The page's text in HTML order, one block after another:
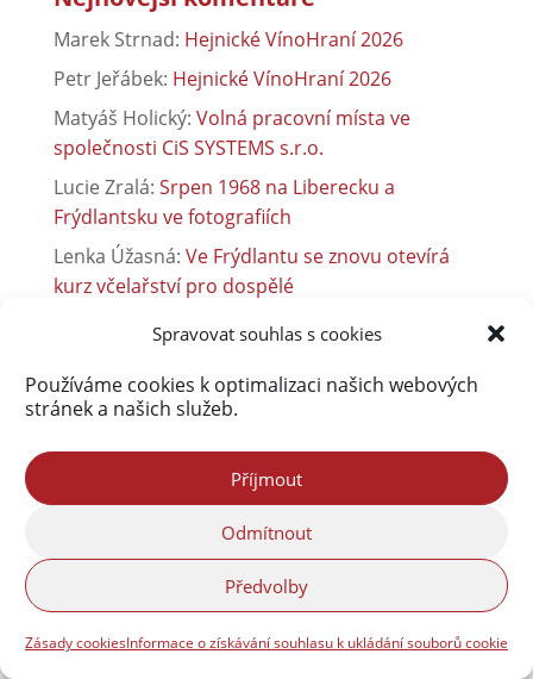
Spravovat souhlas s cookies
Používáme cookies k optimalizaci našich webových
stránek a našich služeb.
Příjmout
Odmítnout
Předvolby
Zásady cookiesInformace o získávání souhlasu k ukládání souborů cookie
Marek Strnad: Hejnické VínoHraní 2026
Petr Jeřábek: Hejnické VínoHraní 2026
Matyáš Holický: Volná pracovní místa ve
společnosti CiS SYSTEMS s.r.o.
Lucie Zralá: Srpen 1968 na Liberecku a
Frýdlantsku ve fotografiích
Lenka Úžasná: Ve Frýdlantu se znovu otevírá
kurz včelařství pro dospělé
Vladimír Franko:Společnost ETK Check, s.r.o.
přijme nové pracovníky pro pracoviště Liberec
Vladimír Franko :Společnost ETK Check, s.r.o.
přijme nové pracovníky pro pracoviště Liberec